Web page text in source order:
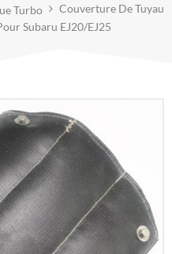
Turbo
Couverture De Tuyau
Subaru EJ20/EJ25